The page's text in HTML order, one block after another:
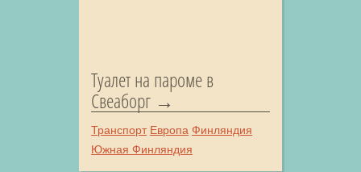
Туалет на пароме в
Свеаборг
Транспорт Европа Финляндия
Южная Финляндия